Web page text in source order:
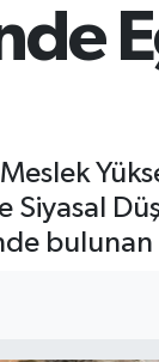
Siyasal